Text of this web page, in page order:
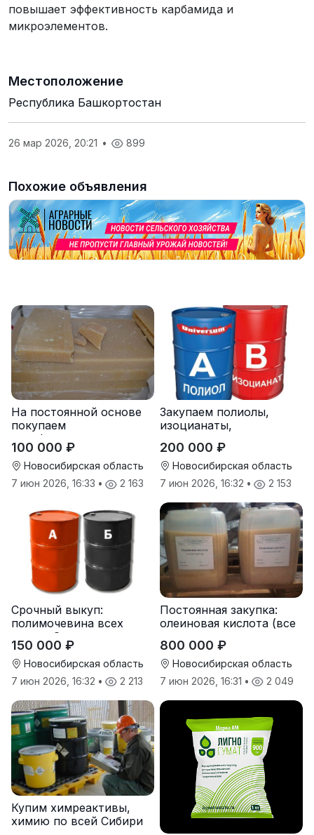
повышает эффективность карбамида и
микроэлементов.
Местоположение
Республика Башкортостан
26 мар 2026, 20:21 • 899
Похожие объявления
На постоянной основе
покупаем
парафиносодержащие
продукты
100 000 ₽
Новосибирская область
7 июн 2026, 16:33 • 2 163
Закупаем полиолы,
изоцианаты,
пенополиуретана (ППУ)
200 000 ₽
Новосибирская область
7 июн 2026, 16:32 • 2 153
Срочный выкуп:
полимочевина всех
типов, Эластоплан,
Экстраплан
150 000 ₽
Новосибирская область
7 июн 2026, 16:32 • 2 213
Постоянная закупка:
олеиновая кислота (все
просрочка)
800 000 ₽
Новосибирская область
7 июн 2026, 16:31 • 2 049
Купим химреактивы,
химию по всей Сибири